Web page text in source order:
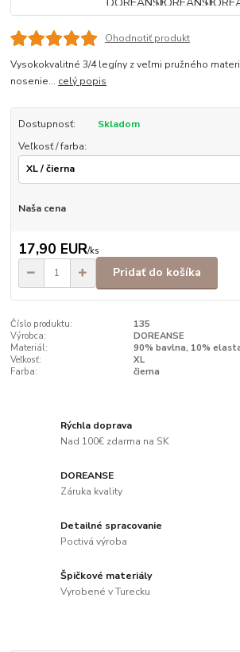
Ohodnotiť produkt
Vysokokvalitné 3/4 legíny z veľmi pružného
nosenie... celý popis
Dostupnosť:
Skladom
Veľkosť / farba:
Naša cena
17,90 EUR/ks
Pridať do košíka
Číslo produktu:
135
Výrobca:
DOREANSE
Materiál:
90% bavlna, 10%
Veľkosť:
XL
Farba:
čierna
Rýchla doprava
Nad 100€ zdarma na SK
DOREANSE
Záruka kvality
Detailné spracovanie
Poctivá výroba
Špičkové materiály
Vyrobené v Turecku